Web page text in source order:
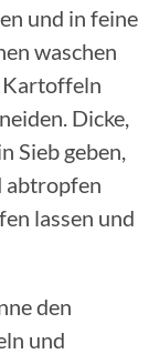
und in feine
waschen
Kartoffeln
Dicke,
Sieb geben,
abtropfen
lassen und
den
und